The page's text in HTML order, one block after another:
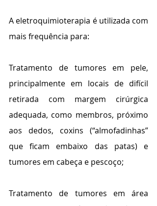
A eletroquimioterapia é utilizada com
mais frequência para:
Tratamento de tumores em pele,
principalmente em locais de difícil
retirada com margem cirúrgica
adequada, como membros, próximo
aos dedos, coxins (“almofadinhas”
que ficam embaixo das patas) e
tumores em cabeça e pescoço;
Tratamento de tumores em área